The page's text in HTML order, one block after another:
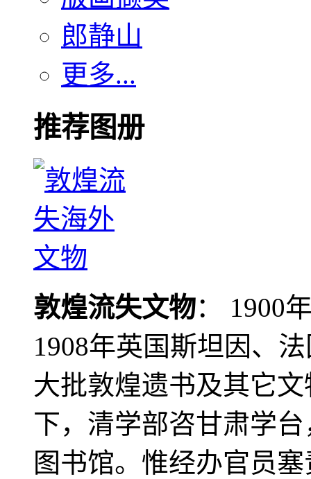
郎静山
更多...
推荐图册
敦煌流失文物： 1900
1908年英国斯坦因、
大批敦煌遗书及其它
下，清学部咨甘肃学
图书馆。惟经办官员